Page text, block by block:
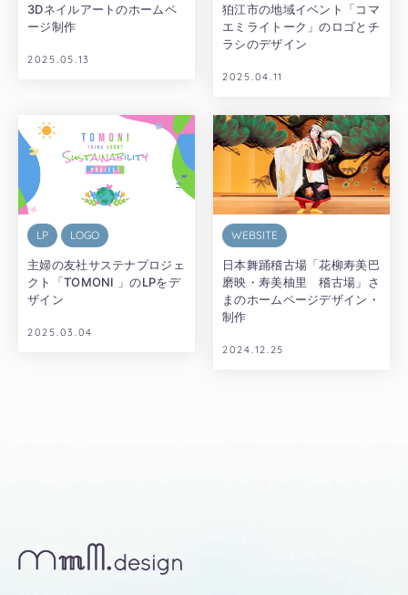
3Dネイルアートのホームペ
ージ制作
2025.05.13
狛江市の地域イベント「コマ
エミライトーク」のロゴとチ
ラシのデザイン
2025.04.11
LP LOGO
主婦の友社サステナプロジェ
クト「TOMONI 」のLPをデ
ザイン
2025.03.04
WEBSITE
日本舞踊稽古場「花柳寿美巴
磨映・寿美柚里 稽古場」さ
まのホームページデザイン・
制作
2024.12.25